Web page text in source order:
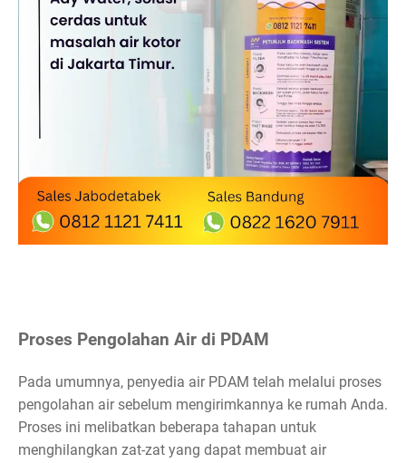
Proses Pengolahan Air di PDAM
Pada umumnya, penyedia air PDAM telah melalui proses
pengolahan air sebelum mengirimkannya ke rumah Anda.
Proses ini melibatkan beberapa tahapan untuk
menghilangkan zat-zat yang dapat membuat air